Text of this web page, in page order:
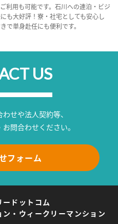
利用も可能です。石川への連泊・ビジ
も大好評！寮・社宅としても安心し
で単身赴任にも便利です。
US
せや法人契約等、
問合わせください。
フォーム
ドットコム
・ウィークリーマンション